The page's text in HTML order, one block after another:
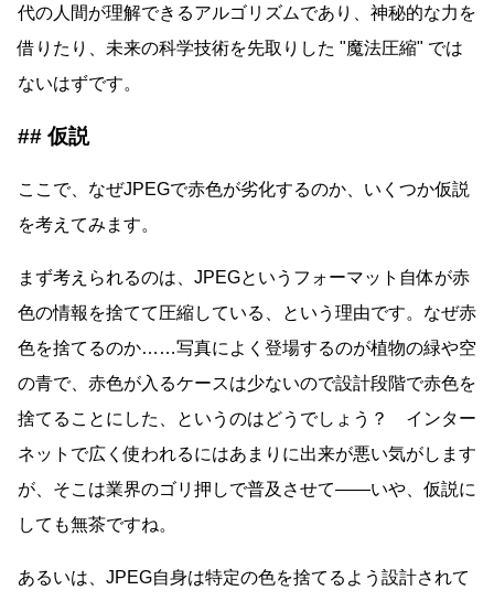
代の人間が理解できるアルゴリズムであり、神秘的な力を
借りたり、未来の科学技術を先取りした
魔法圧縮
では
ないはずです。
仮説
ここで、なぜJPEGで赤色が劣化するのか、いくつか仮説
を考えてみます。
まず考えられるのは、JPEGというフォーマット自体が赤
色の情報を捨てて圧縮している、という理由です。なぜ赤
色を捨てるのか……写真によく登場するのが植物の緑や空
の青で、赤色が入るケースは少ないので設計段階で赤色を
捨てることにした、というのはどうでしょう？ インター
ネットで広く使われるにはあまりに出来が悪い気がします
が、そこは業界のゴリ押しで普及させて――いや、仮説に
しても無茶ですね。
あるいは、JPEG自身は特定の色を捨てるよう設計されて